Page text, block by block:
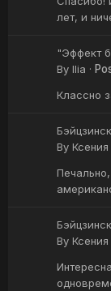
лет, и
"Эффект
By Ilia ·
Классно
By Ксения
By Ксения